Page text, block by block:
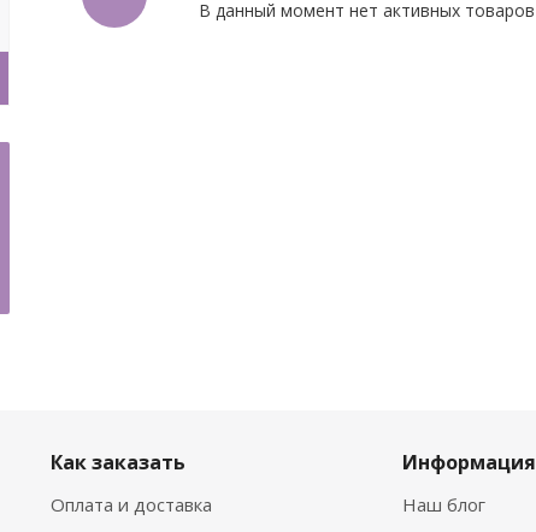
В данный момент нет активных товаров
Как заказать
Оплата и доставка
Информация
Наш блог